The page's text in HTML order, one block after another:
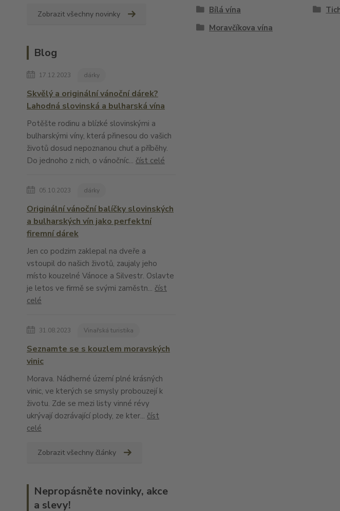
Zobrazit všechny novinky
Blog
17.12.2023 dárky
Skvělý a originální vánoční dárek?
Lahodná slovinská a bulharská vína
Potěšte rodinu a blízké slovinskými a
bulharskými víny, která přinesou do vašich
životů dosud nepoznanou chuť a příběhy.
Do jednoho z nich, o vánočníc... číst celé
05.10.2023 dárky
Originální vánoční balíčky slovinských
a bulharských vín jako perfektní
firemní dárek
Jen co podzim zaklepal na dveře a
vstoupil do našich životů, zaujaly jeho
místo kouzelné Vánoce a Silvestr. Oslavte
je letos ve firmě se svými zaměstn... číst
celé
31.08.2023 Vinařská turistika
Seznamte se s kouzlem moravských
vinic
Morava. Nádherné území plné krásných
vinic, ve kterých se smysly probouzejí k
životu. Zde se mezi listy vinné révy
ukrývají dozrávající plody, ze kter... číst
celé
Zobrazit všechny články
Nepropásněte novinky, akce
a slevy!
Bílá vína
Moravčíkova vína